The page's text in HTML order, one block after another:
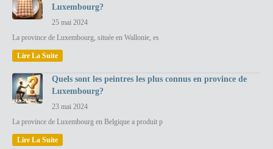
Luxembourg?
25 mai 2024
La province de Luxembourg, située en Wallonie, es
Lire La Suite
Quels sont les peintres les plus connus en province de
Luxembourg?
23 mai 2024
La province de Luxembourg en Belgique a produit p
Lire La Suite